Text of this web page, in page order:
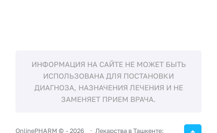
ИНФОРМАЦИЯ НА САЙТЕ НЕ МОЖЕТ БЫТЬ
ИСПОЛЬЗОВАНА ДЛЯ ПОСТАНОВКИ
ДИАГНОЗА, НАЗНАЧЕНИЯ ЛЕЧЕНИЯ И НЕ
ЗАМЕНЯЕТ ПРИЕМ ВРАЧА.
OnlinePHARM © -2026 Лекарства в Ташкенте: